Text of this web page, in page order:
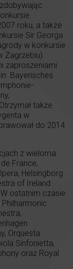
roku, a także
Sir Georga
w konkursie
Zagrzebiu).
zaproszeniami
Bayerisches
także
w
do 2014
z wieloma
France,
Helsingborg
of Ireland
ostatnim czasie
Orquesta
Sinfonietta,
oraz Royal